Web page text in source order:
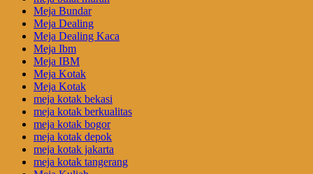
Meja Bundar
Meja Dealing
Meja Dealing Kaca
Meja Ibm
Meja IBM
Meja Kotak
Meja Kotak
meja kotak bekasi
meja kotak berkualitas
meja kotak bogor
meja kotak depok
meja kotak jakarta
meja kotak tangerang